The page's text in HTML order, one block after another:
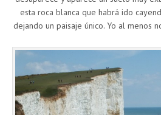
esta roca blanca que habrá ido
dejando un paisaje único. Yo al menos